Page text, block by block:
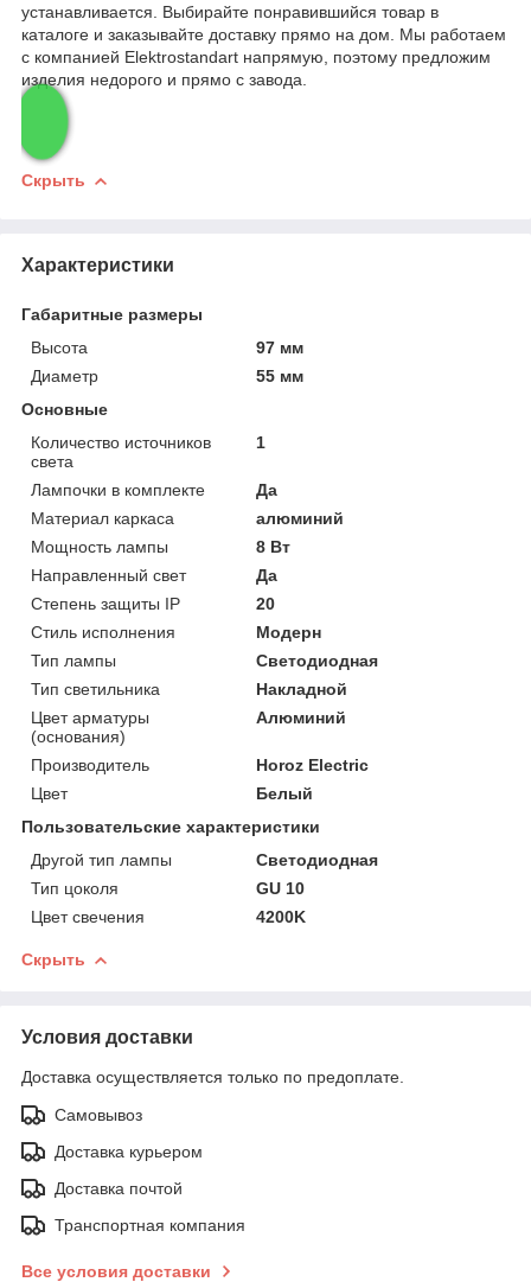
устанавливается. Выбирайте понравившийся товар в
каталоге и заказывайте доставку прямо на дом. Мы работаем
с компанией Elektrostandart напрямую, поэтому предложим
изделия недорого и прямо с завода.
Скрыть
Характеристики
Габаритные размеры
Высота
97 мм
Диаметр
55 мм
Основные
Количество источников
света
1
Лампочки в комплекте
Да
Материал каркаса
алюминий
Мощность лампы
8 Вт
Направленный свет
Да
Степень защиты IP
20
Стиль исполнения
Модерн
Тип лампы
Светодиодная
Тип светильника
Накладной
Цвет арматуры
(основания)
Алюминий
Производитель
Horoz Electric
Цвет
Белый
Пользовательские характеристики
Другой тип лампы
Светодиодная
Тип цоколя
GU 10
Цвет свечения
4200K
Скрыть
Условия доставки
Доставка осуществляется только по предоплате.
Самовывоз
Доставка курьером
Доставка почтой
Транспортная компания
Все условия доставки